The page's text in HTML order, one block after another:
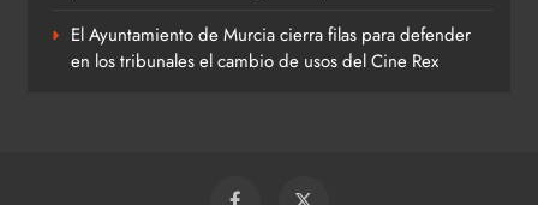
El Ayuntamiento de Murcia cierra filas para defender
en los tribunales el cambio de usos del Cine Rex